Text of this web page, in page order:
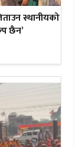
स्थानीयको
छैन’